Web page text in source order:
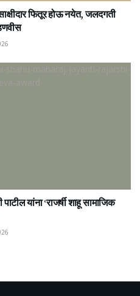
फितूर होऊ नयेत, जलदगती
यांना ‘राजर्षी शाहू सामाजिक